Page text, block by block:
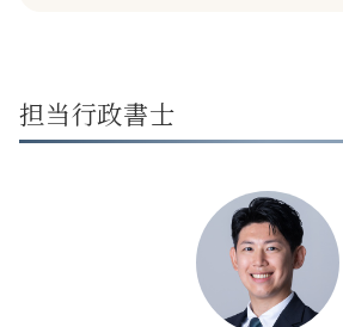
担当行政書士